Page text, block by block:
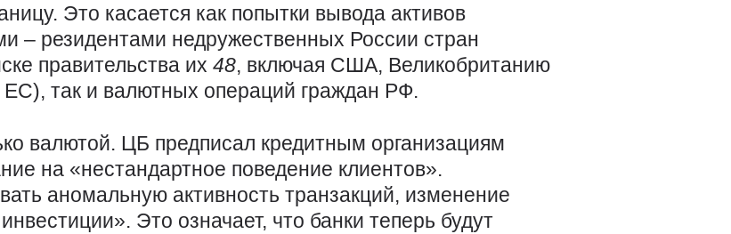
Это касается как попытки вывода активов
– резидентами недружественных России стран
правительства их 48, включая США, Великобританию
ЕС), так и валютных операций граждан РФ.
валютой. ЦБ предписал кредитным организациям
на «нестандартное поведение клиентов».
аномальную активность транзакций, изменение
Это означает, что банки теперь будут